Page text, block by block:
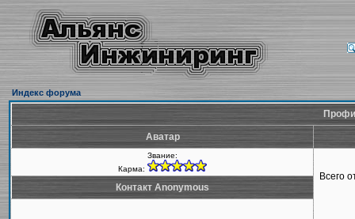
Индекс форума
Аватар
Звание:
Карма:
Всего
Контакт Anonymous